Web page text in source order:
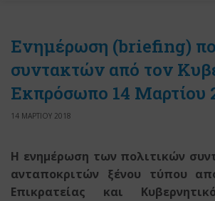
Eνημέρωση (briefing)
συντακτών από τον
Εκπρόσωπo 14 Μαρτίου
14 ΜΑΡΤΙΟΥ 2018
Η ενημέρωση των πολιτικών
ανταποκριτών ξένου τύπου
Επικρατείας και